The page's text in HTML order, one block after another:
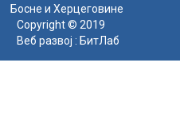
Босне и Херцеговине
Copyright © 2019
Веб развој : БитЛаб